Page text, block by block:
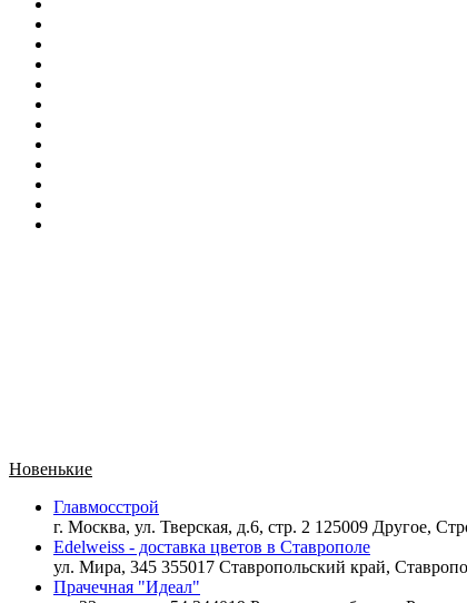
Новенькие
Главмосстрой
г. Москва, ул. Тверская, д.6, стр. 2 125009 Другое,
Edelweiss - доставка цветов в Ставрополе
ул. Мира, 345 355017 Ставропольский край,
Прачечная "Идеал"